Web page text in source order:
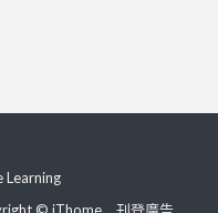
Learning